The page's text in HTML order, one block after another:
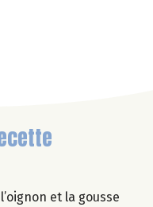
et la gousse